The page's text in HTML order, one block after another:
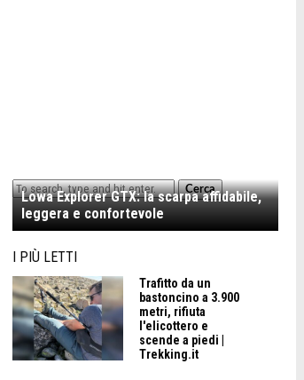
Cerca
Lowa Explorer GTX: la scarpa affidabile,
leggera e confortevole
I PIÙ LETTI
Trafitto da un
bastoncino a 3.900
metri, rifiuta
l'elicottero e
scende a piedi |
Trekking.it